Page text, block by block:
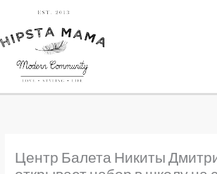
Центр Балета Никиты